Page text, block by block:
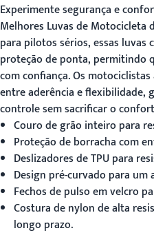
Experimente segurança e
Melhores Luvas de Motocicleta
para pilotos sérios, essas
proteção de ponta, permitindo
com confiança. Os
entre aderência e flexibilidade,
controle sem sacrificar o
Couro de grão inteiro para
Proteção de borracha com
Deslizadores de TPU para
Design pré-curvado para
Fechos de pulso em velcro
Costura de nylon de alta
longo prazo.